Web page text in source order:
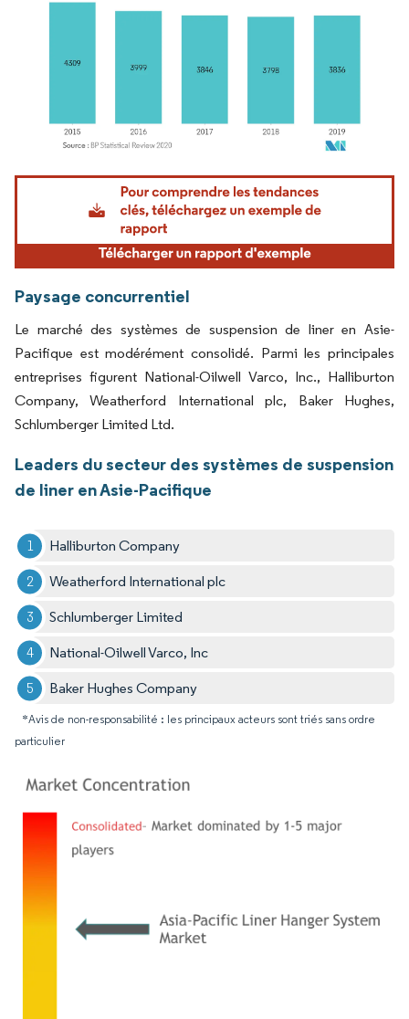
Image © Mordor Intelligence. La réutilisation nécessite une attribution sous CC BY
Paysage concurrentiel
Le marché des systèmes de suspension de liner en Asie-
Pacifique est modérément consolidé. Parmi les principales
entreprises figurent National-Oilwell Varco, Inc., Halliburton
Company, Weatherford International plc, Baker Hughes,
Schlumberger Limited Ltd.
Leaders du secteur des systèmes de suspension
de liner en Asie-Pacifique
Halliburton Company
Weatherford International plc
Schlumberger Limited
National-Oilwell Varco, Inc
Baker Hughes Company
*Avis de non-responsabilité : les principaux acteurs sont triés sans ordre
particulier